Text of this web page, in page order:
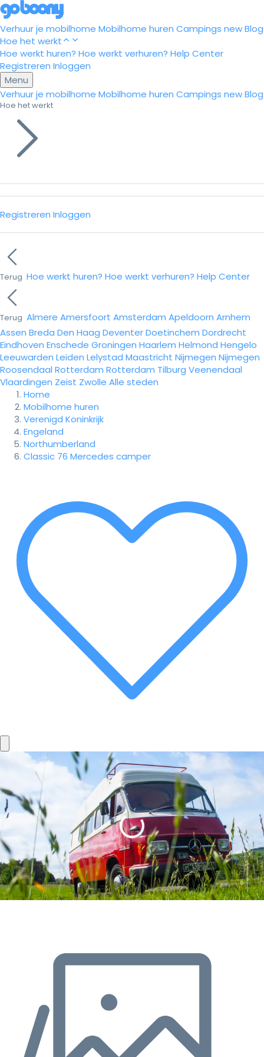
Verhuur je mobilhome Mobilhome huren Campings newBlog
Hoe het werkt
Hoe werkt huren? Hoe werkt verhuren? Help Center
Registreren Inloggen
Menu
Verhuur je mobilhome Mobilhome huren Campings newBlog
Hoe het werkt
Registreren Inloggen
Terug Hoe werkt huren? Hoe werkt verhuren? Help Center
Terug Almere Amersfoort Amsterdam Apeldoorn Arnhem
Assen Breda Den Haag DeventerDoetinchem Dordrecht
Eindhoven Enschede Groningen Haarlem Helmond Hengelo
Leeuwarden Leiden Lelystad Maastricht Nijmegen Nijmegen
Roosendaal Rotterdam Rotterdam Tilburg Veenendaal
Vlaardingen Zeist Zwolle Alle steden
Home
Mobilhome huren
Verenigd Koninkrijk
Engeland
Northumberland
Classic 76 Mercedes camper